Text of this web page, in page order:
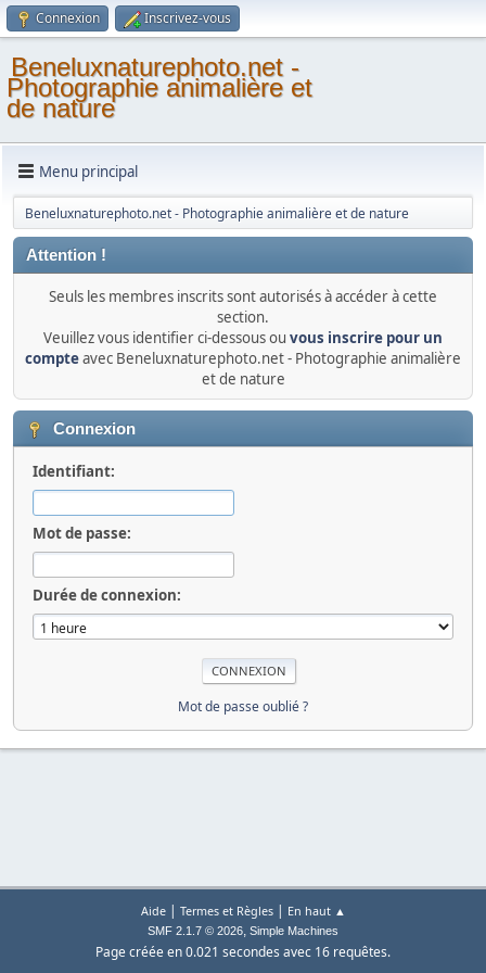
Connexion Inscrivez-vous
Beneluxnaturephoto.net -
Photographie animalière et
de nature
Menu principal
Beneluxnaturephoto.net - Photographie animalière et de nature
Attention !
Seuls les membres inscrits sont autorisés à accéder à cette
section.
Veuillez vous identifier ci-dessous ou vous inscrire pour un
compteavec Beneluxnaturephoto.net - Photographie animalière
et de nature
Connexion
Identifiant:
Mot de passe:
Durée de connexion:
Mot de passe oublié ?
Aide| Termes et Règles| En haut ▲
SMF 2.1.7 © 2026, Simple Machines
Page créée en 0.021 secondes avec 16 requêtes.